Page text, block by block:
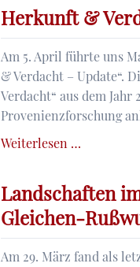
Entfällt
Herkunft &
Am 5. April führte uns
& Verdacht – Update“.
Verdacht“ aus dem
Provenienzforschung
Weiterlesen …
Verdacht
-
Update
Landschaften
Gleichen-
Am 29. März fand als